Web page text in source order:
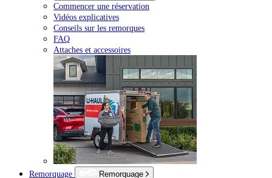
Commencer une réservation
Vidéos explicatives
Conseils sur les remorques
FAQ
Attaches et accessoires
Remorquage
Remorquage